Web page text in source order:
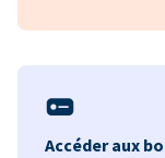
Accéder aux